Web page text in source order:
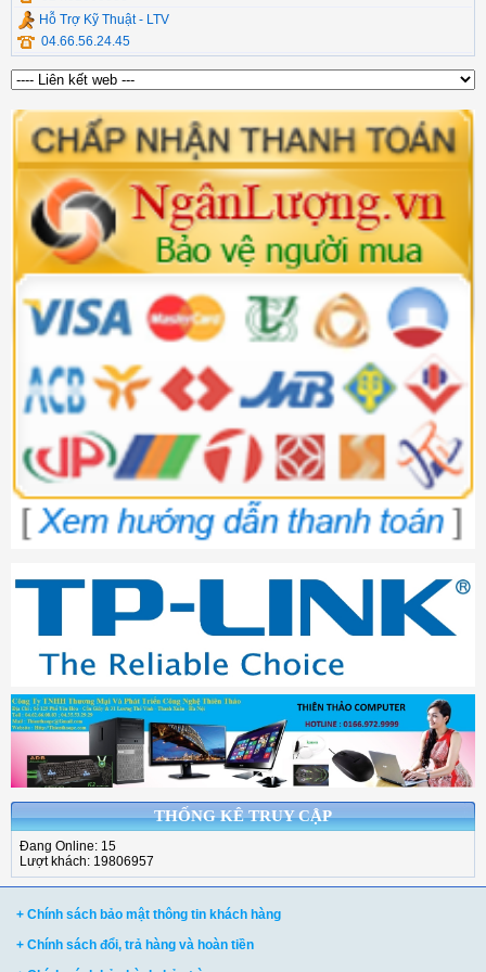
Hỗ Trợ Kỹ Thuật - LTV
04.66.56.24.45
THỐNG KÊ TRUY CẬP
Đang Online: 15
Lượt khách: 19806957
+ Chính sách bảo mật thông tin khách hàng
+ Chính sách đổi, trả hàng và hoàn tiền